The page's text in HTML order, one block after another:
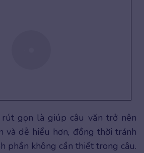
rút gọn là giúp câu văn trở nên
và dễ hiểu hơn, đồng thời tránh
phần không cần thiết trong câu.